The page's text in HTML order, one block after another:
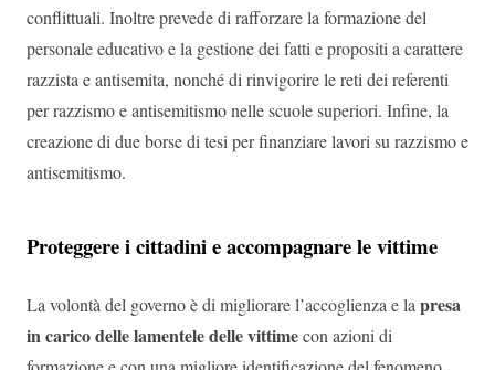
conflittuali. Inoltre prevede di rafforzare la formazione del
personale educativo e la gestione dei fatti e propositi a carattere
razzista e antisemita, nonché di rinvigorire le reti dei referenti
per razzismo e antisemitismo nelle scuole superiori. Infine, la
creazione di due borse di tesi per finanziare lavori su razzismo e
antisemitismo.
Proteggere i cittadini e accompagnare le vittime
La volontà del governo è di migliorare l’accoglienza e lapresa
in carico delle lamentele delle vittimecon azioni di